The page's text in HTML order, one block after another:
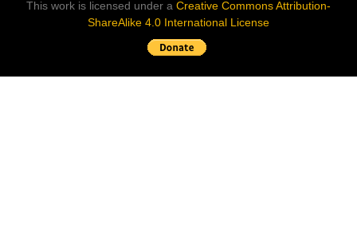
This work is licensed under a Creative Commons Attribution-
ShareAlike 4.0 International License